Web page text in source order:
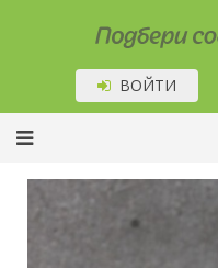
Подбери собаку!
ВОЙТИ